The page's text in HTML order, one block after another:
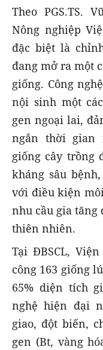
Theo PGS.TS.
Nông nghiệp
đặc biệt là chỉnh
đang mở ra một
giống. Công
nội sinh một
gen ngoại lai,
ngắn thời gian
giống cây trồng
kháng sâu
với điều kiện
nhu cầu gia tăng
thiên nhiên.
Tại ĐBSCL,
công 163 giống
65% diện tích
nghệ hiện đại
giao, đột biến,
gen (Bt, vàng